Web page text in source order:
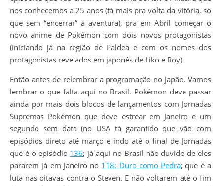
nos conhecemos a 25 anos (tá mais pra volta da vitória, só
que sem “encerrar” a aventura), pra em Abril começar o
novo anime de Pokémon com dois novos protagonistas
(iniciando já na região de Paldea e com os nomes dos
protagonistas revelados em japonês de Liko e Roy).
Então antes de relembrar a programação no Japão. Vamos
lembrar o que falta aqui no Brasil. Pokémon deve passar
ainda por mais dois blocos de lançamentos com Jornadas
Supremas Pokémon que deve estrear em Janeiro e um
segundo sem data (no USA tá garantido que vão com
episódios direto até março e indo até o final de Jornadas
que é o episódio 136; já aqui no Brasil não duvido de eles
pararem já em Janeiro no 118: Duro como Pedra; que é a
luta nas oitavas contra o Steven. E não voltarem até o fim